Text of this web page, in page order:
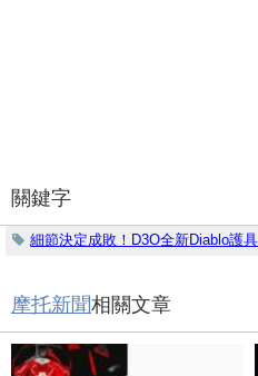
關鍵字
細節決定成敗！D3O全新Diablo護
摩托新聞相關文章